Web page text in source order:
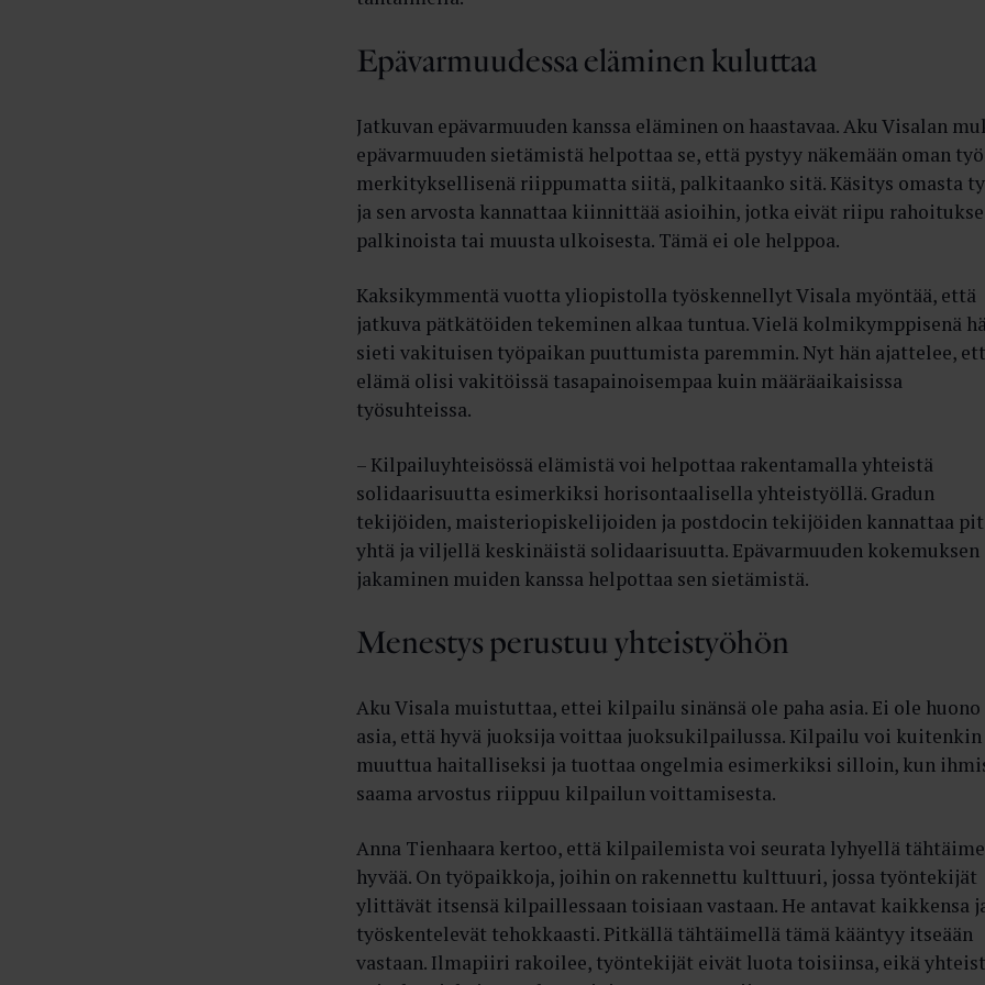
Epävarmuudessa eläminen kuluttaa
Jatkuvan epävarmuuden kanssa eläminen on haastavaa. Aku Visalan
epävarmuuden sietämistä helpottaa se, että pystyy näkemään oman
merkityksellisenä riippumatta siitä, palkitaanko sitä. Käsitys omasta
ja sen arvosta kannattaa kiinnittää asioihin, jotka eivät riipu
palkinoista tai muusta ulkoisesta. Tämä ei ole helppoa.
Kaksikymmentä vuotta yliopistolla työskennellyt Visala myöntää, että
jatkuva pätkätöiden tekeminen alkaa tuntua. Vielä kolmikymppisenä
sieti vakituisen työpaikan puuttumista paremmin. Nyt hän ajattelee,
elämä olisi vakitöissä tasapainoisempaa kuin määräaikaisissa
työsuhteissa.
– Kilpailuyhteisössä elämistä voi helpottaa rakentamalla yhteistä
solidaarisuutta esimerkiksi horisontaalisella yhteistyöllä. Gradun
tekijöiden, maisteriopiskelijoiden ja postdocin tekijöiden kannattaa
yhtä ja viljellä keskinäistä solidaarisuutta. Epävarmuuden kokemuksen
jakaminen muiden kanssa helpottaa sen sietämistä.
Menestys perustuu yhteistyöhön
Aku Visala muistuttaa, ettei kilpailu sinänsä ole paha asia. Ei ole huono
asia, että hyvä juoksija voittaa juoksukilpailussa. Kilpailu voi kuitenkin
muuttua haitalliseksi ja tuottaa ongelmia esimerkiksi silloin, kun
saama arvostus riippuu kilpailun voittamisesta.
Anna Tienhaara kertoo, että kilpailemista voi seurata lyhyellä
hyvää. On työpaikkoja, joihin on rakennettu kulttuuri, jossa työntekijät
ylittävät itsensä kilpaillessaan toisiaan vastaan. He antavat kaikkensa
työskentelevät tehokkaasti. Pitkällä tähtäimellä tämä kääntyy itseään
vastaan. Ilmapiiri rakoilee, työntekijät eivät luota toisiinsa, eikä